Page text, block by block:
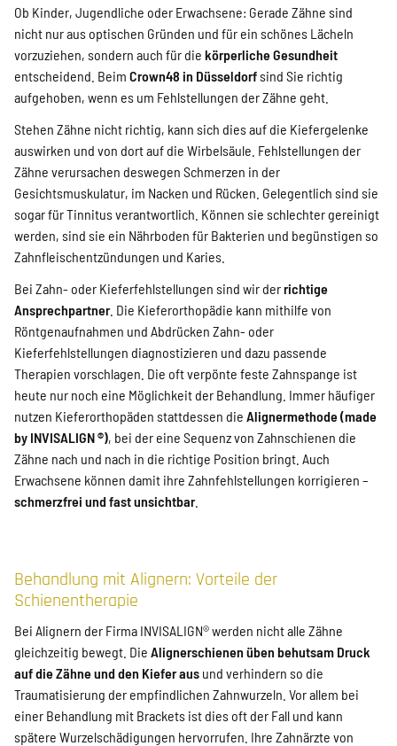
Ob Kinder, Jugendliche oder Erwachsene: Gerade Zähne sind
nicht nur aus optischen Gründen und für ein schönes Lächeln
vorzuziehen, sondern auch für die körperliche Gesundheit
entscheidend. Beim Crown48 in Düsseldorfsind Sie richtig
aufgehoben, wenn es um Fehlstellungen der Zähne geht.
Stehen Zähne nicht richtig, kann sich dies auf die Kiefergelenke
auswirken und von dort auf die Wirbelsäule. Fehlstellungen der
Zähne verursachen deswegen Schmerzen in der
Gesichtsmuskulatur, im Nacken und Rücken. Gelegentlich sind sie
sogar für Tinnitus verantwortlich. Können sie schlechter gereinigt
werden, sind sie ein Nährboden für Bakterien und begünstigen so
Zahnfleischentzündungen und Karies.
Bei Zahn- oder Kieferfehlstellungen sind wir derrichtige
Ansprechpartner. Die Kieferorthopädie kann mithilfe von
Röntgenaufnahmen und Abdrücken Zahn- oder
Kieferfehlstellungen diagnostizieren und dazu passende
Therapien vorschlagen. Die oft verpönte feste Zahnspange ist
heute nur noch eine Möglichkeit der Behandlung. Immer häufiger
nutzen Kieferorthopäden stattdessen die Alignermethode (made
by INVISALIGN ®), bei der eine Sequenz von Zahnschienen die
Zähne nach und nach in die richtige Position bringt. Auch
Erwachsene können damit ihre Zahnfehlstellungen korrigieren –
schmerzfrei und fast unsichtbar.
Behandlung mit Alignern: Vorteile der
Schienentherapie
Bei Alignern der Firma INVISALIGN® werden nicht alle Zähne
gleichzeitig bewegt. Die Alignerschienen üben behutsam Druck
auf die Zähne und den Kiefer aus und verhindern so die
Traumatisierung der empfindlichen Zahnwurzeln. Vor allem bei
einer Behandlung mit Brackets ist dies oft der Fall und kann
spätere Wurzelschädigungen hervorrufen. Ihre Zahnärzte von